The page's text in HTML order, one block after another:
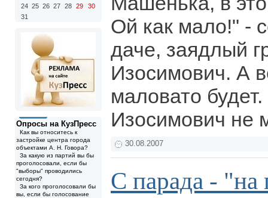
24 25 26 27 28 29
30
31
Опросы на КузПресс
Как вы относитесь к
застройке центра города
объектами А. Н. Говора?
За какую из партий вы бы
проголосовали, если бы
"выборы" проводились
сегодня?
За кого проголосовали бы
вы, если бы голосование
Ой как мало!" -
даче, заядлый
Изосимович. А
маловато
Изосимович не
30.08.2007
С парада - "на